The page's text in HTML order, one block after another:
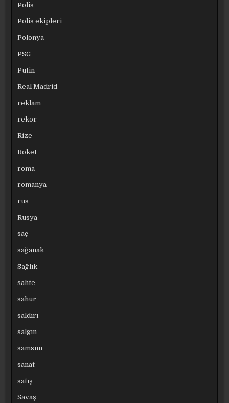
Polis
Polis ekipleri
Polonya
PSG
Putin
Real Madrid
reklam
rekor
Rize
Roket
roma
romanya
rus
Rusya
saç
sağanak
Sağlık
sahte
sahur
saldırı
salgın
samsun
sanat
satış
Savaş